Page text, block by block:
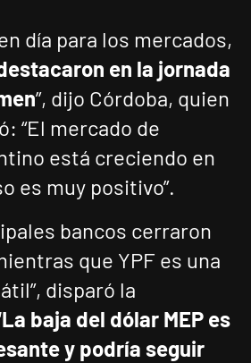
día para los mercados,
en la jornada
”, dijo Córdoba, quien
“El mercado de
está creciendo en
es muy positivo”.
bancos cerraron
que YPF es una
disparó la
baja del dólar MEP es
y podría seguir